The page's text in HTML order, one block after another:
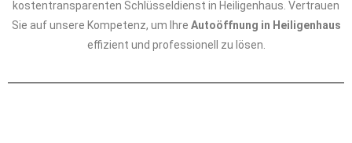
kostentransparenten Schlüsseldienst in Heiligenhaus. Vertrauen
Sie auf unsere Kompetenz, um Ihre Autoöffnung in Heiligenhaus
effizient und professionell zu lösen.